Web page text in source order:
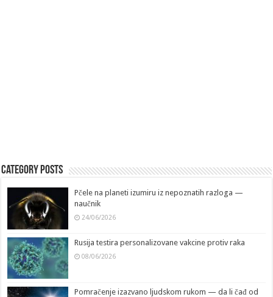
Category Posts
Pčele na planeti izumiru iz nepoznatih razloga —
naučnik
24/06/2026
Rusija testira personalizovane vakcine protiv raka
08/06/2026
Pomračenje izazvano ljudskom rukom — da li čađ od